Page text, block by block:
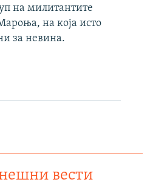
на милитантите
на која исто
за невина.
вести